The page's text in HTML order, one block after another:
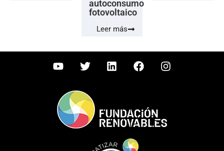
autoconsumo
fotovoltaico
Leer más